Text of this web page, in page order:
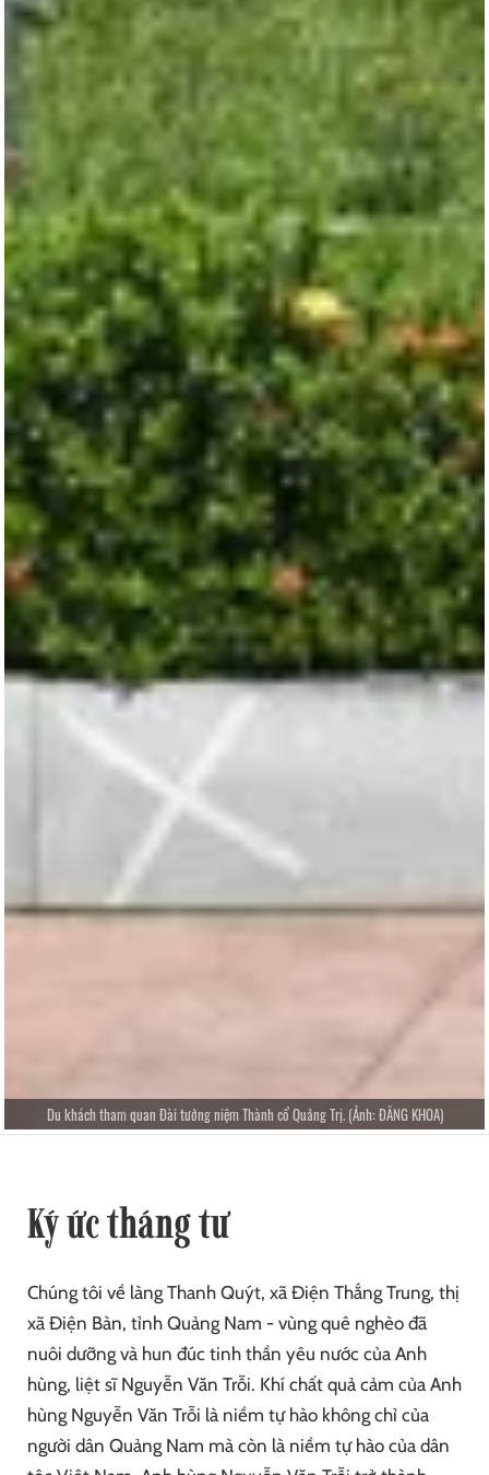
Du khách tham quan Đài tưởng niệm Thành cổ Quảng Trị. (Ảnh: ĐĂNG KHOA)
Ký ức tháng tư
Chúng tôi về làng Thanh Quýt, xã Điện Thắng Trung, thị
xã Điện Bàn, tỉnh Quảng Nam - vùng quê nghèo đã
nuôi dưỡng và hun đúc tinh thần yêu nước của Anh
hùng, liệt sĩ Nguyễn Văn Trỗi. Khí chất quả cảm của Anh
hùng Nguyễn Văn Trỗi là niềm tự hào không chỉ của
người dân Quảng Nam mà còn là niềm tự hào của dân